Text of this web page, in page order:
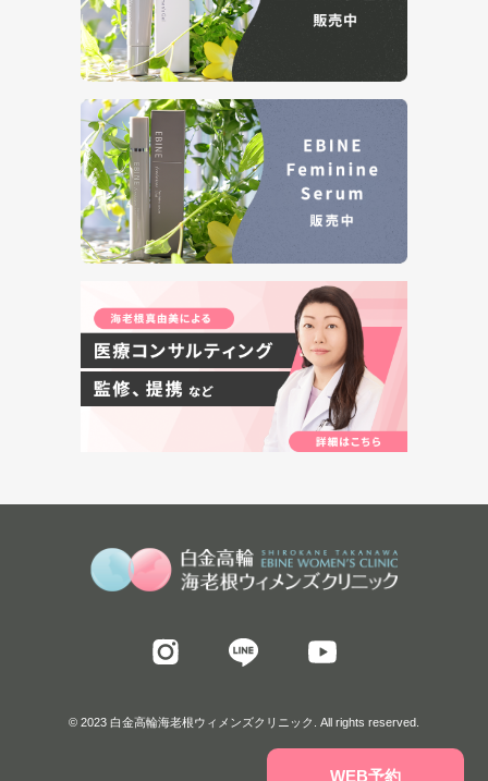
WEB予約
© 2023 白金高輪海老根ウィメンズクリニック. All rights reserved.